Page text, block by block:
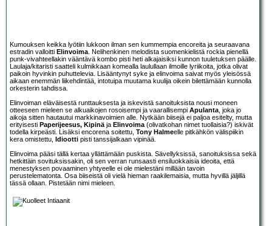
Kumouksen keikka lyötiin lukkoon ilman sen kummempia encoreita ja seuraavana
estradin valloitti Elinvoima. Nelihenkinen melodista suomenkielistä rockia pienellä
punk-vivahteellakin vääntävä kombo pisti heti alkajaisiksi kunnon tuuletuksen päälle.
Laulaja/kitaristi saatteli kulmikkaan komealla laulullaan ilmoille lyriikoita, jotka olivat
paikoin hyvinkin puhuttelevia. Lisääntynyt syke ja elinvoima saivat myös yleisössä
aikaan enemmän liikehdintää, intotuipa muutama kuulija oikein bilettämään kunnolla
orkesterin tahdissa.
Elinvoiman eläväisestä runttauksesta ja iskevistä sanoituksista nousi moneen
otteeseen mieleen se alkuaikojen rosoisempi ja vaarallisempi Apulanta, joka jo
aikoja sitten hautautui markkinavoimien alle. Nytkään biisejä ei paljoa esitelty, mutta
erityisesti Paperijeesus, Kipinäja Elinvoima(olivatkohan nimet tuollaisia?) iskivät
todella kirpeästi. Lisäksi encorena soitettu, Tony Halmeelle pitkähkön välispiikin
kera omistettu, Idiootti pisti tanssijalkaan vipinää.
Elinvoima pääsi tällä kertaa yllättämään puskista. Sävellyksissä, sanoituksissa sekä
hetkittäin sovituksissakin, oli sen verran runsaasti ensiluokkaisia ideoita, että
menestyksen povaaminen yhtyeelle ei ole mielestäni millään tavoin
perustelematonta. Osa biiseistä oli vielä hieman raakilemaisia, mutta hyvillä jäljillä
tässä ollaan. Pistetään nimi mieleen.